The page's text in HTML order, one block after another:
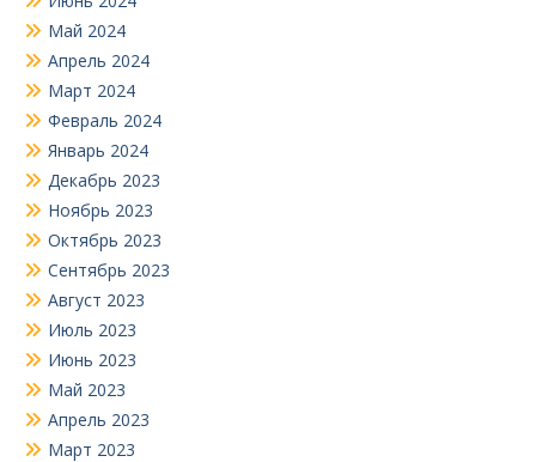
Май 2024
Апрель 2024
Март 2024
Февраль 2024
Январь 2024
Декабрь 2023
Ноябрь 2023
Октябрь 2023
Сентябрь 2023
Август 2023
Июль 2023
Июнь 2023
Май 2023
Апрель 2023
Март 2023